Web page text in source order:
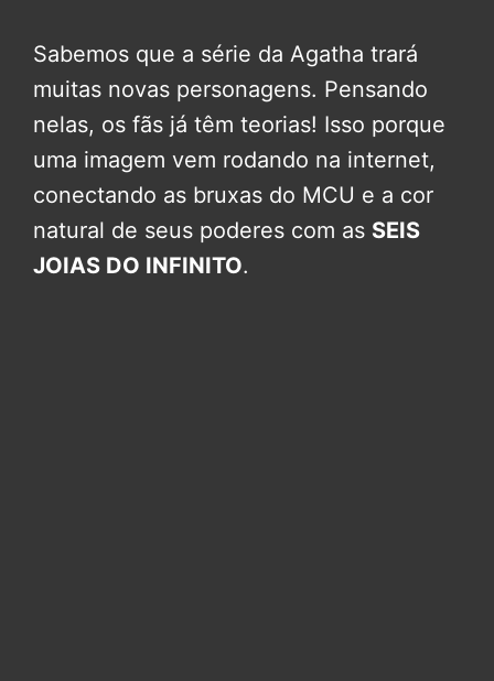
Sabemos que a série da Agatha trará
muitas novas personagens. Pensando
nelas, os fãs já têm teorias! Isso porque
uma imagem vem rodando na internet,
conectando as bruxas do MCU e a cor
natural de seus poderes com as SEIS
JOIAS DO INFINITO.